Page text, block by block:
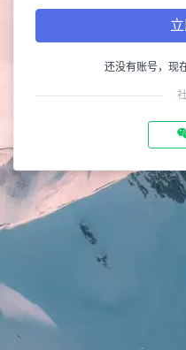
还没有账号，现